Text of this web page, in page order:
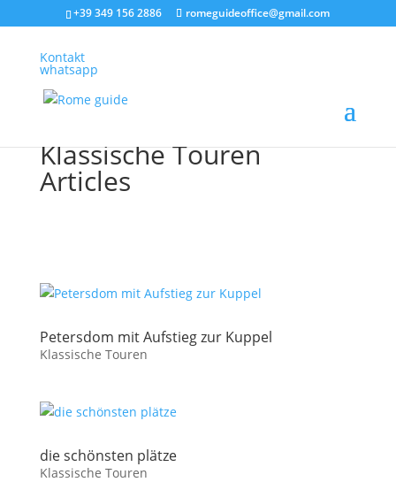
+39 349 156 2886 romeguideoffice@gmail.com
Kontakt
whatsapp
Klassische Touren
Articles
Petersdom mit Aufstieg zur Kuppel
Klassische Touren
die schönsten plätze
Klassische Touren